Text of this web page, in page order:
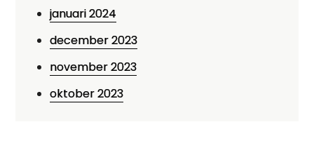
januari 2024
december 2023
november 2023
oktober 2023